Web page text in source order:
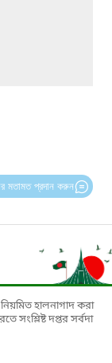
মতামত প্রদান করুন
হালনাগাদ করা
সংশ্লিষ্ট দপ্তর সর্বদা